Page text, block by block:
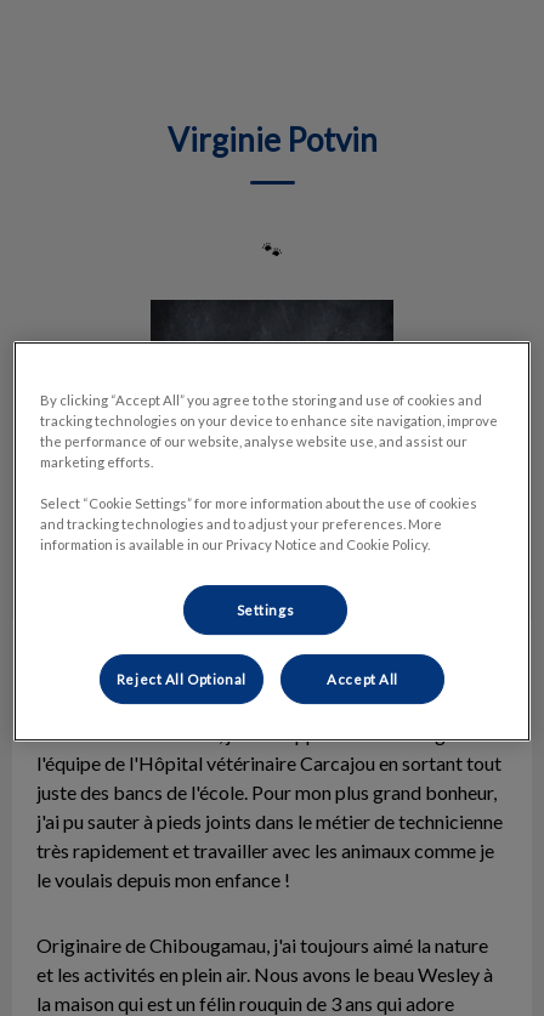
Virginie Potvin
🐾
Virginie PotvinTechnicienne en santé animale
Diplômée de la technique de santé animale du Cégep de
Saint-Félicien en 2019, j'ai eu l'opportunité d'intégrer
l'équipe de l'Hôpital vétérinaire Carcajou en sortant tout
juste des bancs de l'école. Pour mon plus grand bonheur,
j'ai pu sauter à pieds joints dans le métier de technicienne
très rapidement et travailler avec les animaux comme je
le voulais depuis mon enfance !
Originaire de Chibougamau, j'ai toujours aimé la nature
et les activités en plein air. Nous avons le beau Wesley à
la maison qui est un félin rouquin de 3 ans qui adore
By clicking “Accept All” you agree to the storing and use of cookies and
tracking technologies on your device to enhance site navigation, improve
the performance of our website, analyse website use, and assist our
marketing efforts.
Select “Cookie Settings” for more information about the use of cookies
and tracking technologies and to adjust your preferences. More
information is available in our Privacy Notice and Cookie Policy.
Settings
Reject All Optional Accept All